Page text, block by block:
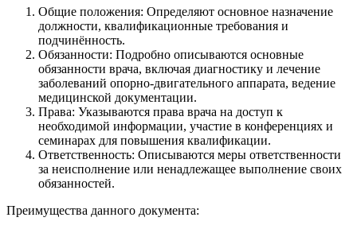
Общие положения: Определяют основное назначение
должности, квалификационные требования и
подчинённость.
Обязанности: Подробно описываются основные
обязанности врача, включая диагностику и лечение
заболеваний опорно-двигательного аппарата, ведение
медицинской документации.
Права: Указываются права врача на доступ к
необходимой информации, участие в конференциях и
семинарах для повышения квалификации.
Ответственность: Описываются меры ответственности
за неисполнение или ненадлежащее выполнение своих
обязанностей.
Преимущества данного документа: